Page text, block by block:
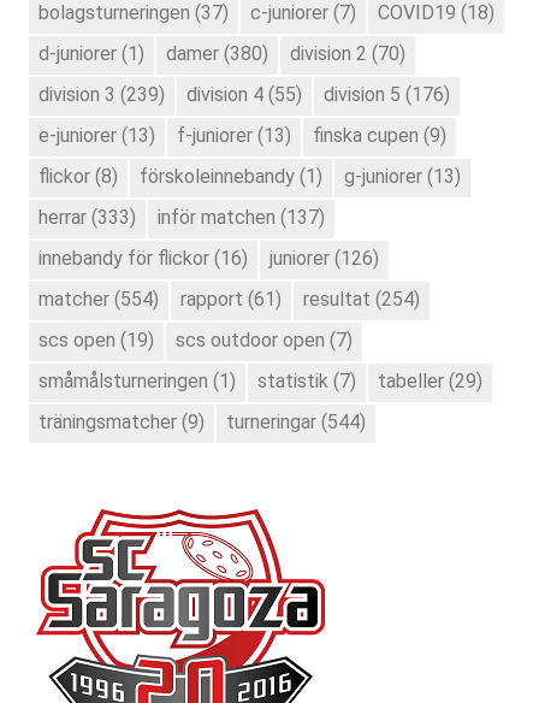
bolagsturneringen (37) c-juniorer (7) COVID19 (18)
d-juniorer (1) damer (380) division 2 (70)
division 3 (239) division 4 (55) division 5 (176)
e-juniorer (13) f-juniorer (13) finska cupen (9)
flickor (8) förskoleinnebandy (1) g-juniorer (13)
herrar (333) inför matchen (137)
innebandy för flickor (16) juniorer (126)
matcher (554) rapport (61) resultat (254)
scs open (19) scs outdoor open (7)
småmålsturneringen (1) statistik (7) tabeller (29)
träningsmatcher (9) turneringar (544)